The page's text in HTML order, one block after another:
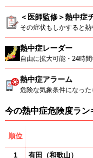
＜医師監修＞熱中症
その症状もしかすると熱
熱中症レーダー
自由に拡大可能・24時
熱中症アラーム
危険な気象条件になっ
今の熱中症危険度ラン
順位
1 有田 （和歌山）